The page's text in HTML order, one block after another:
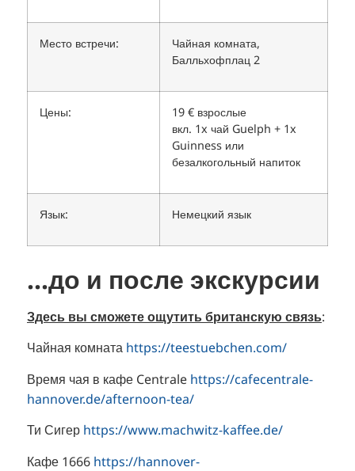
Место встречи:
Чайная комната,
Балльхофплац 2
Цены:
19 € взрослые
вкл. 1x чай Guelph + 1x
Guinness или
безалкогольный напиток
Язык: Немецкий язык
...до и после экскурсии
Здесь вы сможете ощутить британскую связь:
Чайная комната https://teestuebchen.com/
Время чая в кафе Centrale https://cafecentrale-
hannover.de/afternoon-tea/
Ти Сигер https://www.machwitz-kaffee.de/
Кафе 1666 https://hannover-